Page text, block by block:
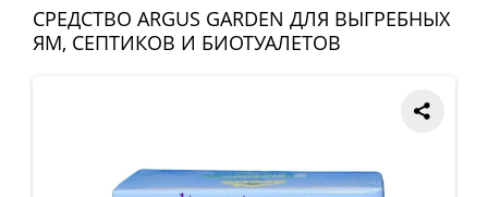
СРЕДСТВО ARGUS GARDEN ДЛЯ ВЫГРЕБНЫХ
ЯМ, СЕПТИКОВ И БИОТУАЛЕТОВ